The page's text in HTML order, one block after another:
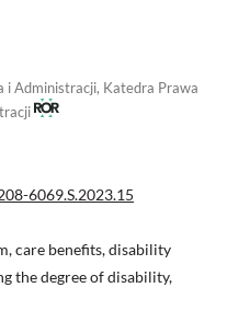
i Administracji, Katedra Prawa
6069.S.2023.15
care benefits, disability
the degree of disability,